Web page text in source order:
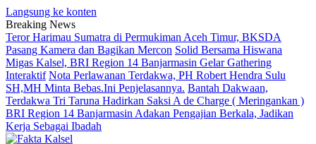
Langsung ke konten
Breaking News
Teror Harimau Sumatra di Permukiman Aceh Timur, BKSDA
Pasang Kamera dan Bagikan Mercon Solid Bersama Hiswana
Migas Kalsel, BRI Region 14 Banjarmasin Gelar Gathering
Interaktif Nota Perlawanan Terdakwa, PH Robert Hendra Sulu
SH,MH Minta Bebas.Ini Penjelasannya. Bantah Dakwaan,
Terdakwa Tri Taruna Hadirkan Saksi A de Charge ( Meringankan )
BRI Region 14 Banjarmasin Adakan Pengajian Berkala, Jadikan
Kerja Sebagai Ibadah